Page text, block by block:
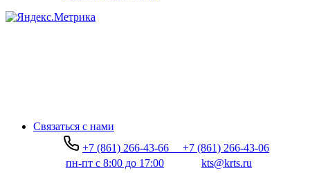
Связаться с нами
+7 (861) 266-43-66
+7 (861) 266-43-06
пн-пт с 8:00 до 17:00
kts@krts.ru